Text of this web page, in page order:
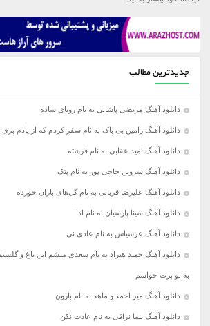
جدیدترین مطالب
دانلود آهنگ مرتضی پاشایی به نام رویای ساده
دانلود آهنگ رامین بی باک به نام سفر کردم که از یادم
دانلود آهنگ امید عقابی به نام فرشته
دانلود آهنگ شروین حاجی پور به نام پتک
دانلود آهنگ علیرضا قربانی به نام گل‌های باران خورده
دانلود آهنگ سینا پارسیان به نام ادا
دانلود آهنگ عرشیاس به نام عادی نی
دانلود آهنگ حمید هیراد به نام سعدی میشم این باغ و
به تو پرت حواسم
دانلود آهنگ میر احمد و ماهد به نام بارون
دانلود آهنگ نیما نراقی به نام عادت نکن